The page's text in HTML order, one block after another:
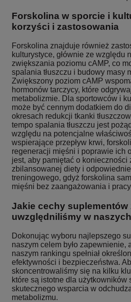
Forskolina w sporcie i
korzyści i zastosowania
Forskolina znajduje również
kulturystyce, głównie ze względu
zwiększania poziomu cAMP, co
spalania tłuszczu i budowy masy
Zwiększony poziom cAMP
hormonów tarczycy, które
metabolizmie. Dla sportowców i
może być cennym dodatkiem do
okresach redukcji tkanki
tempo spalania tłuszczu jest
względu na potencjalne
wspierające przepływ krwi,
regeneracji mięśni i poprawie ich
jest, aby pamiętać o konieczności
zbilansowanej diety i
treningowego, gdyż forskolina
mięśni bez zaangażowania i
Jakie cechy
uwzględniliśmy w
Dokonując wyboru najlepszego
naszym celem było zapewnienie,
naszym rankingu spełniał
efektywności i bezpieczeństwa.
skoncentrowaliśmy się na kilku
które są istotne dla użytkowników
skutecznego wsparcia w
metabolizmu.